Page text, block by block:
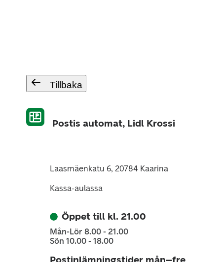
Tillbaka
Postis automat, Lidl Krossi
Laasmäenkatu 6, 20784 Kaarina
Kassa-aulassa
Öppet till kl. 21.00
Mån-Lör 8.00 - 21.00
Sön 10.00 - 18.00